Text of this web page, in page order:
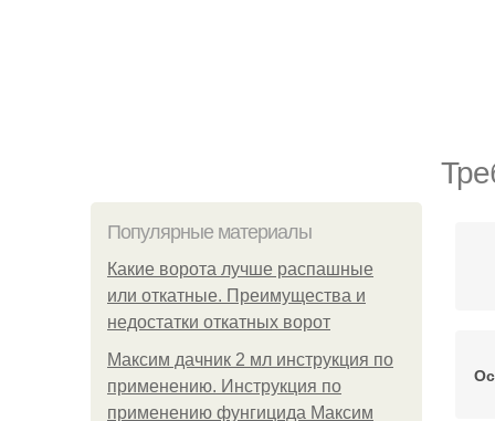
Популярные материалы
Какие ворота лучше распашные
или откатные. Преимущества и
недостатки откатных ворот
Максим дачник 2 мл инструкция по
применению. Инструкция по
применению фунгицида Максим